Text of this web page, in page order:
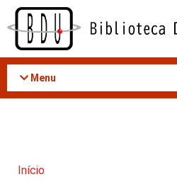
Acessar
conteúdo
Menu
Início